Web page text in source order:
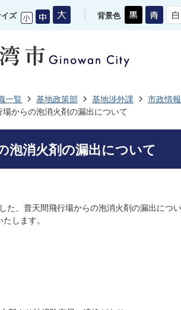
ズ 背景色
一覧 基地政策部 基地渉外課 市政情報
場からの泡消火剤の漏出について
泡消火剤の漏出について
、普天間飛行場からの泡消火剤の漏出につ
します。